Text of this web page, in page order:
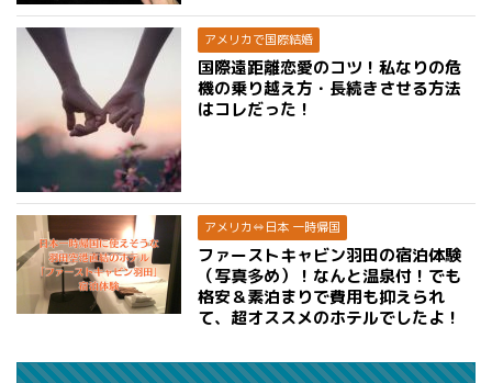
アメリカで国際結婚
国際遠距離恋愛のコツ！私なりの危
機の乗り越え方・長続きさせる方法
はコレだった！
アメリカ⇔日本 一時帰国
ファーストキャビン羽田の宿泊体験
（写真多め）！なんと温泉付！でも
格安＆素泊まりで費用も抑えられ
て、超オススメのホテルでしたよ！